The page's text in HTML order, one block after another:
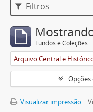
Filtros
Fundos e Coleções
Arquivo Central e
Opções
Visualizar impressão